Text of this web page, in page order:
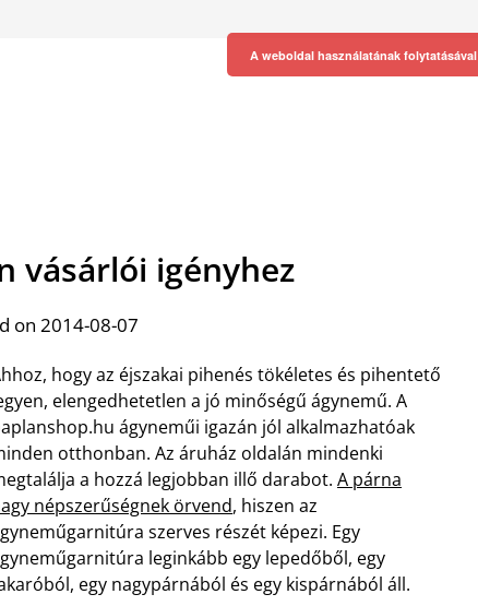
vásárlói igényhez
on 2014-08-07
hogy az éjszakai pihenés tökéletes és pihentető
elengedhetetlen a jó minőségű ágynemű. A
ágyneműi igazán jól alkalmazhatóak
otthonban. Az áruház oldalán mindenki
a hozzá legjobban illő darabot. A párna
népszerűségnek örvend, hiszen az
szerves részét képezi. Egy
leginkább egy lepedőből, egy
egy nagypárnából és egy kispárnából áll.
A weboldal használatának